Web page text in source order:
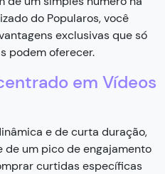
do Popularos, você
exclusivas que só
podem oferecer.
em Vídeos
e de curta duração,
um pico de engajamento
curtidas específicas